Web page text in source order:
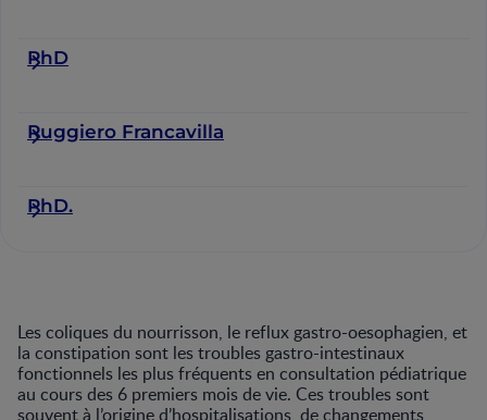
PhD
Ruggiero Francavilla
PhD.
Les coliques du nourrisson, le reflux gastro-oesophagien, et
la constipation sont les troubles gastro-intestinaux
fonctionnels les plus fréquents en consultation pédiatrique
au cours des 6 premiers mois de vie. Ces troubles sont
souvent à l’origine d’hospitalisations, de changements